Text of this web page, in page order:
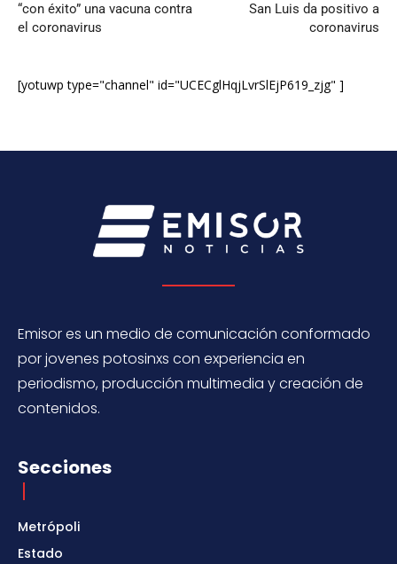
“con éxito” una vacuna contra
el coronavirus
San Luis da positivo a
coronavirus
[yotuwp type="channel" id="UCECglHqjLvrSlEjP619_zjg" ]
Emisor es un medio de comunicación conformado
por jovenes potosinxs con experiencia en
periodismo, producción multimedia y creación de
contenidos.
Secciones
Metrópoli
Estado